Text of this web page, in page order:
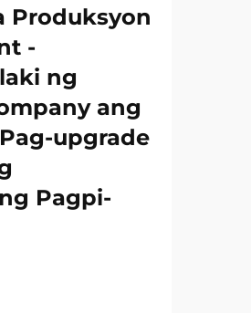
Produksyon
-
ng
ang
upgrade
Pagpi-